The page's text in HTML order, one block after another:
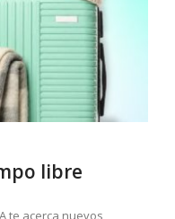
libre
te acerca nuevos